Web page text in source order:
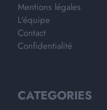
Mentions légales
L'équipe
Contact
Confidentialité
CATEGORIES